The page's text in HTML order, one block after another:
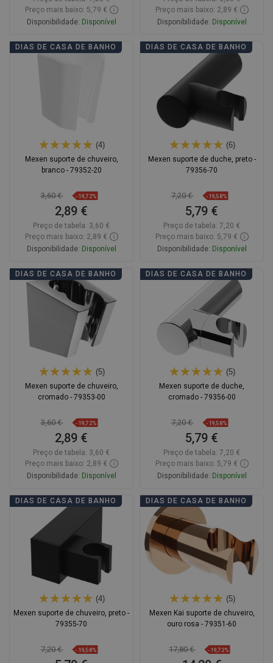
Preço mais baixo: 5,79 €
Disponibilidade: Disponível
Adicionar
Preço mais baixo: 2,89 €
Disponibilidade: Disponível
Adicionar
Favoritos
Comparar
DIAS DE CASA DE BANHO
(4)
Mexen suporte de chuveiro,
branco - 79352-20
3,60 € -19,72%
2,89 €
Preço de tabela: 3,60 €
Preço mais baixo: 2,89 €
Disponibilidade: Disponível
Adicionar
favorite_border Favoritos
Comparar
DIAS DE CASA DE BANHO
(6)
Mexen suporte de duche, preto -
79356-70
7,20 € -19,58%
5,79 €
Preço de tabela: 7,20 €
Preço mais baixo: 5,79 €
Disponibilidade: Disponível
Adicionar
favorite_border Favoritos
DIAS DE CASA DE BANHO
(5)
Mexen suporte de chuveiro,
cromado - 79353-00
3,60 € -19,72%
2,89 €
Preço de tabela: 3,60 €
Preço mais baixo: 2,89 €
Disponibilidade: Disponível
Adicionar
Comparar
DIAS DE CASA DE BANHO
(5)
Mexen suporte de duche,
cromado - 79356-00
7,20 € -19,58%
5,79 €
Preço de tabela: 7,20 €
Preço mais baixo: 5,79 €
Disponibilidade: Disponível
Adicionar
Comparar
DIAS DE CASA DE BANHO
(4)
Mexen suporte de chuveiro, preto -
79355-70
7,20 € -19,58%
DIAS DE CASA DE BANHO
(5)
Mexen Kai suporte de chuveiro,
ouro rosa - 79351-60
17,80 € -19,72%